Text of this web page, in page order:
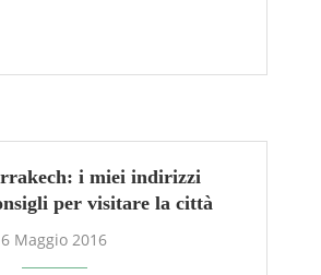
i miei indirizzi
per visitare la città
6 Maggio 2016